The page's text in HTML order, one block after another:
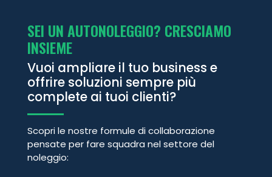
SEI UN AUTONOLEGGIO? CRESCIAMO
INSIEME
Vuoi ampliare il tuo business e
offrire soluzioni sempre più
complete ai tuoi clienti?
Scopri le nostre formule di collaborazione
pensate per fare squadra nel settore del
noleggio: